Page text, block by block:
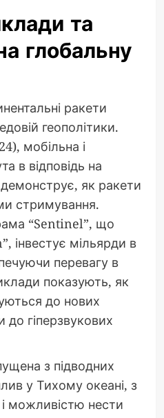
та
глобальну
ракети
геополітики.
мобільна і
в відповідь на
як ракети
стримування.
“Sentinel”, що
інвестує мільярди в
перевагу в
показують, як
до нових
до гіперзвукових
з підводних
у Тихому океані, з
можливістю нести